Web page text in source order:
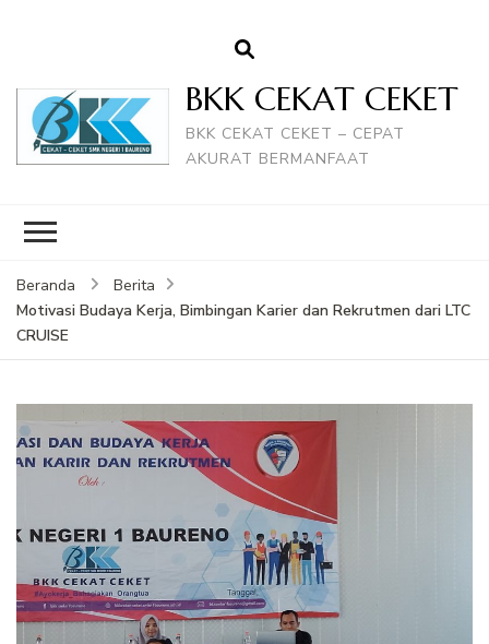
BKK CEKAT CEKET
BKK CEKAT CEKET – CEPAT
AKURAT BERMANFAAT
Beranda
Berita
Motivasi Budaya Kerja, Bimbingan Karier dan Rekrutmen dari LTC
CRUISE